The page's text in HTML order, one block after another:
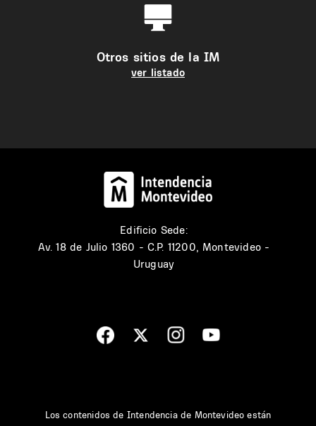
Otros sitios de la IM
ver listado
Edificio Sede:
Av. 18 de Julio 1360 - C.P. 11200, Montevideo -
Uruguay
Los contenidos de Intendencia de Montevideo están